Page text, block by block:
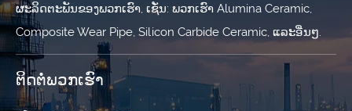
ຜະລິດຕະພັນຂອງພວກເຮົາ, ເຊັ່ນ: ພວກເຮົາ Alumina Ceramic,
Composite Wear Pipe, Silicon Carbide Ceramic, ແລະອື່ນໆ.
ຕິດ​ຕໍ່​ພວກ​ເຮົາ